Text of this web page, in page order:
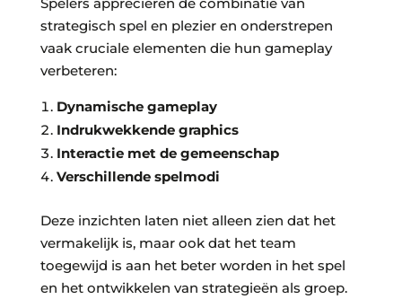
strategisch spel en plezier en onderstrepen
vaak cruciale elementen die hun gameplay
verbeteren:
Dynamische gameplay
Indrukwekkende graphics
Interactie met de gemeenschap
Verschillende spelmodi
Deze inzichten laten niet alleen zien dat het
vermakelijk is, maar ook dat het team
toegewijd is aan het beter worden in het spel
en het ontwikkelen van strategieën als groep.